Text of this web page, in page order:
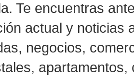
Te encuentras
actual y noticias
negocios,